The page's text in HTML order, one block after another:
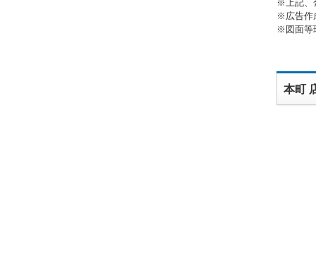
※上記、
※広告作
※図面等
本町